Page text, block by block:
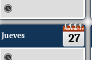
Jueves
Noviembre
27